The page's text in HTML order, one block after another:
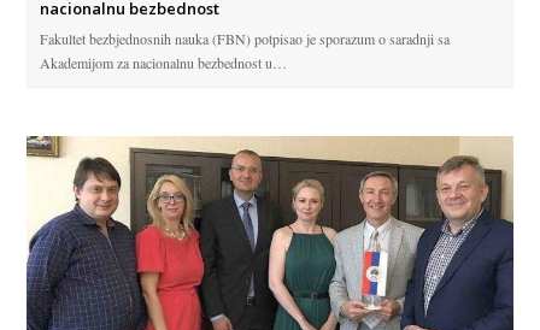
nacionalnu bezbednost
Fakultet bezbjednosnih nauka (FBN) potpisao je sporazum o saradnji sa
Akademijom za nacionalnu bezbednost u…